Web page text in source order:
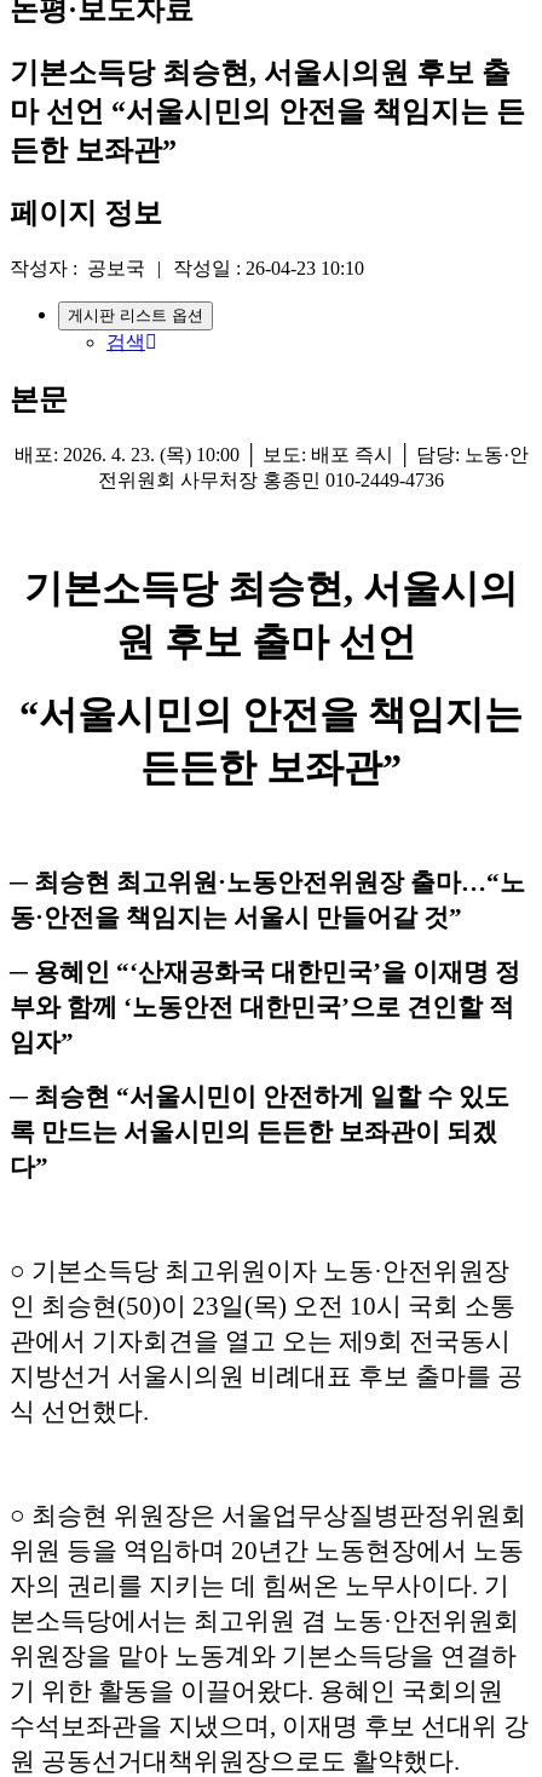
논평·보도자료
기본소득당 최승현, 서울시의원 후보 출
마 선언 “서울시민의 안전을 책임지는 든
든한 보좌관”
페이지 정보
작성자 : 공보국 | 작성일 : 26-04-23 10:10
게시판 리스트 옵션
검색
본문
배포: 2026. 4. 23. (목) 10:00 │ 보도: 배포 즉시 │ 담당: 노동·안
전위원회 사무처장 홍종민 010-2449-4736
기본소득당 최승현, 서울시의
원 후보 출마 선언
“서울시민의 안전을 책임지는
든든한 보좌관”
─ 최승현 최고위원·노동안전위원장 출마…“노
동·안전을 책임지는 서울시 만들어갈 것”
─ 용혜인 “‘산재공화국 대한민국’을 이재명 정
부와 함께 ‘노동안전 대한민국’으로 견인할 적
임자”
─ 최승현 “서울시민이 안전하게 일할 수 있도
록 만드는 서울시민의 든든한 보좌관이 되겠
다”
○ 기본소득당 최고위원이자 노동·안전위원장
인 최승현(50)이 23일(목) 오전 10시 국회 소통
관에서 기자회견을 열고 오는 제9회 전국동시
지방선거 서울시의원 비례대표 후보 출마를 공
식 선언했다.
○ 최승현 위원장은 서울업무상질병판정위원회
위원 등을 역임하며 20년간 노동현장에서 노동
자의 권리를 지키는 데 힘써온 노무사이다. 기
본소득당에서는 최고위원 겸 노동·안전위원회
위원장을 맡아 노동계와 기본소득당을 연결하
기 위한 활동을 이끌어왔다. 용혜인 국회의원
수석보좌관을 지냈으며, 이재명 후보 선대위 강
원 공동선거대책위원장으로도 활약했다.